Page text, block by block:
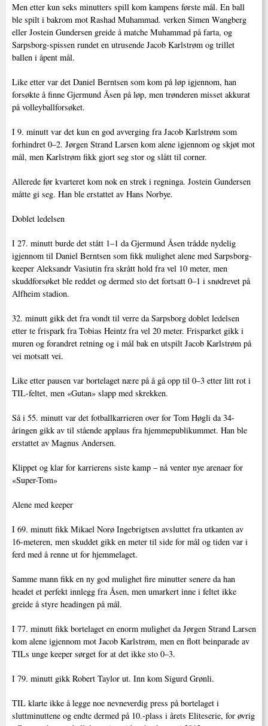
Men etter kun seks minutters spill kom kampens første mål. En ball
ble spilt i bakrom mot Rashad Muhammad. verken Simen Wangberg
eller Jostein Gundersen greide å matche Muhammad på farta, og
Sarpsborg-spissen rundet en utrusende Jacob Karlstrøm og trillet
ballen i åpent mål.
Like etter var det Daniel Berntsen som kom på løp igjennom, han
forsøkte å finne Gjermund Åsen på løp, men trønderen misset akkurat
på volleyballforsøket.
I 9. minutt var det kun en god avverging fra Jacob Karlstrøm som
forhindret 0–2. Jørgen Strand Larsen kom alene igjennom og skjøt mot
mål, men Karlstrøm fikk gjort seg stor og slått til corner.
Allerede før kvarteret kom nok en strek i regninga. Jostein Gundersen
måtte gi seg. Han ble erstattet av Hans Norbye.
Doblet ledelsen
I 27. minutt burde det stått 1–1 da Gjermund Åsen trådde nydelig
igjennom til Daniel Berntsen som fikk mulighet alene med Sarpsborg-
keeper Aleksandr Vasiutin fra skrått hold fra vel 10 meter, men
skuddforsøket ble reddet og dermed sto det fortsatt 0–1 i snødrevet på
Alfheim stadion.
32. minutt gikk det fra vondt til verre da Sarpsborg doblet ledelsen
etter te frispark fra Tobias Heintz fra vel 20 meter. Frisparket gikk i
muren og forandret retning og i mål bak en utspilt Jacob Karlstrøm på
vei motsatt vei.
Like etter pausen var bortelaget nære på å gå opp til 0–3 etter litt rot i
TIL-feltet, men «Gutan» slapp med skrekken.
Så i 55. minutt var det fotballkarrieren over for Tom Høgli da 34-
åringen gikk av til stående applaus fra hjemmepublikummet. Han ble
erstattet av Magnus Andersen.
Klippet og klar for karrierens siste kamp – nå venter nye arenaer for
«Super-Tom»
Alene med keeper
I 69. minutt fikk Mikael Norø Ingebrigtsen avsluttet fra utkanten av
16-meteren, men skuddet gikk en meter til side for mål og tiden var i
ferd med å renne ut for hjemmelaget.
Samme mann fikk en ny god mulighet fire minutter senere da han
headet et perfekt innlegg fra Åsen, men umarkert inne i feltet ikke
greide å styre headingen på mål.
I 77. minutt fikk bortelaget en enorm mulighet da Jørgen Strand Larsen
kom alene igjennom mot Jacob Karlstrøm, men en flott beinparade av
TILs unge keeper sørget for at det ikke sto 0–3.
I 79. minutt gikk Robert Taylor ut. Inn kom Sigurd Grønli.
TIL klarte ikke å legge noe nevneverdig press på bortelaget i
sluttminuttene og endte dermed på 10.-plass i årets Eliteserie, for øvrig